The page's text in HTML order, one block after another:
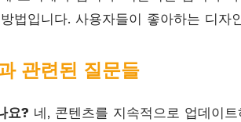
법입니다. 사용자들이 좋아하는 디자
관련된 질문들
요? 네, 콘텐츠를 지속적으로 업데이